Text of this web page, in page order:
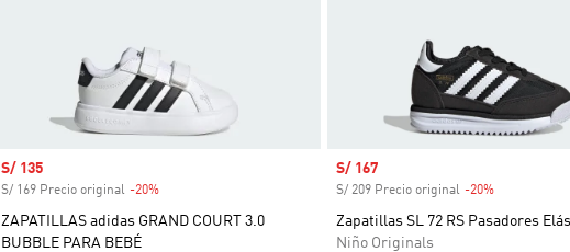
Precio de venta
S/ 135
S/ 169 Precio original -20%Descuento
ZAPATILLAS adidas GRAND COURT 3.0
BUBBLE PARA BEBÉ
Precio de venta
S/ 167
S/ 209 Precio original -20%
Zapatillas SL 72 RS Pasadores
Niño Originals